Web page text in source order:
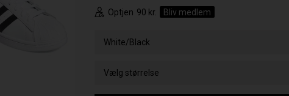
Optjen 90 kr. Bliv medlem